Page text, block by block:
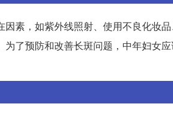
素，如紫外线照射、使用不良化妆
了预防和改善长斑问题，中年妇女